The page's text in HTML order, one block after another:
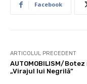
Facebook
ARTICOLUL PRECEDENT
AUTOMOBILISM/
„Virajul lui Negrilă”